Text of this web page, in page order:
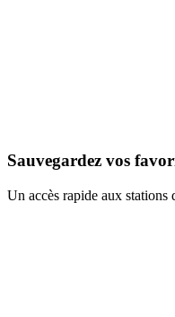
Sauvegardez vos
Un accès rapide aux stations